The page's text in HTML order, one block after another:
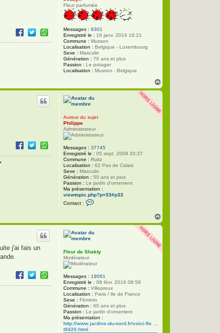
Fleur parfumée
Messages : 9301
Enregistré le : 16 janv. 2014 16:21
Commune : Musson
Localisation : Belgique - Luxembourg
Sexe : Masculin
Génération : 70 ans et plus
Passion : Le potager
Localisation : Musson - Belgique
a
u
Auteur du sujet
Philippe
Administrateur
Messages : 37745
Enregistré le : 05 sept. 2009 20:37
Commune : Ruitz
Localisation : 62 Pas de Calais
Sexe : Masculin
Génération : 50 ans et plus
Passion : Le jardin d'ornement
Ma présentation :
viewtopic.php?p=33#p33
Contact :
a
P
i
i
p
p
e
•
a
u
Fleur de Shakty
Modérateur
Messages : 19061
Enregistré le : 08 févr. 2016 08:58
Commune : Villepreux
Localisation : Paris / Ile de France
Sexe : Féminin
Génération : 60 ans et plus
Passion : Le jardin d'ornement
Ma présentation :
http://www.jardins-du-nord.fr/voici-fle ...
t9420.html
j'ai fais un